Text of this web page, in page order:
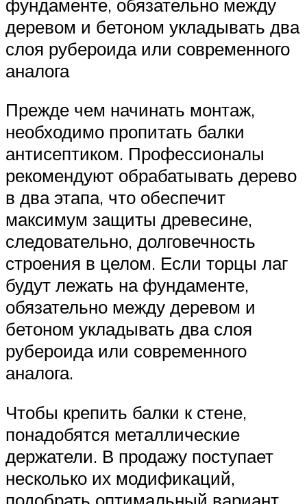
фундаменте, обязательно между
деревом и бетоном укладывать два
слоя рубероида или современного
аналога
Прежде чем начинать монтаж,
необходимо пропитать балки
антисептиком. Профессионалы
рекомендуют обрабатывать дерево
в два этапа, что обеспечит
максимум защиты древесине,
следовательно, долговечность
строения в целом. Если торцы лаг
будут лежать на фундаменте,
обязательно между деревом и
бетоном укладывать два слоя
рубероида или современного
аналога.
Чтобы крепить балки к стене,
понадобятся металлические
держатели. В продажу поступает
несколько их модификаций,